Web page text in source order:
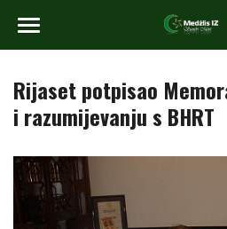
Rijaset potpisao
i razumijevanju s BHRT